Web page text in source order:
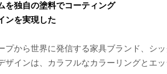
を独自の塗料でコーティング
ンを実現した
プから世界に発信する家具ブランド、シ
ザインは、カラフルなカラーリングとエ